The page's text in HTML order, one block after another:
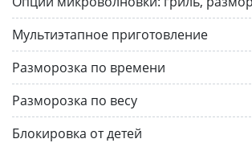
Мультиэтапное приготовление
Разморозка по времени
Разморозка по весу
Блокировка от детей